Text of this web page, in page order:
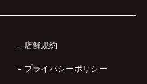
店舗規約
プライバシーポリシー